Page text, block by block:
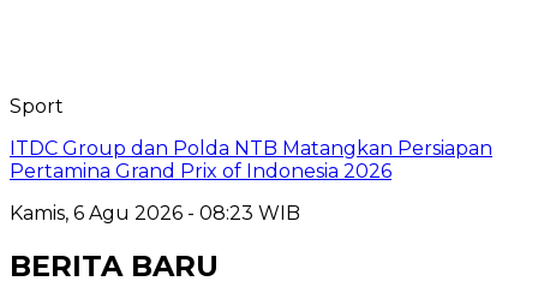
Sport
ITDC Group dan Polda NTB Matangkan Persiapan
Pertamina Grand Prix of Indonesia 2026
Kamis, 6 Agu 2026 - 08:23 WIB
BERITA BARU